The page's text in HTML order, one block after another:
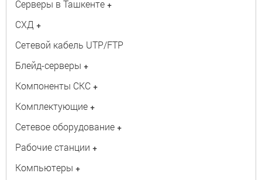
Серверы в Ташкенте +
СХД +
Сетевой кабель UTP/FTP
Блейд-серверы +
Компоненты СКС +
Комплектующие +
Сетевое оборудование +
Рабочие станции +
Компьютеры +